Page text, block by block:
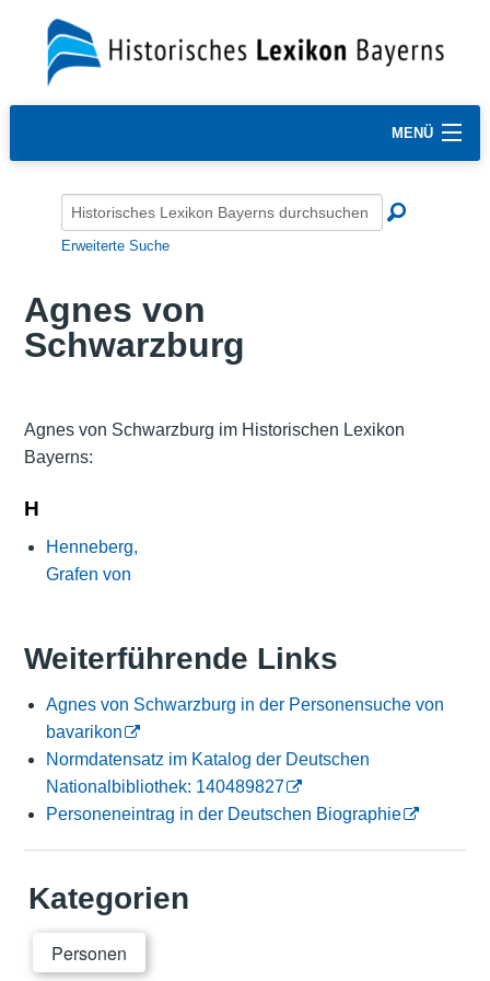
MENÜ
Erweiterte Suche
Agnes von
Schwarzburg
Agnes von Schwarzburg im Historischen Lexikon
Bayerns:
H
Henneberg,
Grafen von
Weiterführende Links
Agnes von Schwarzburg in der Personensuche von
bavarikon
Normdatensatz im Katalog der Deutschen
Nationalbibliothek: 140489827
Personeneintrag in der Deutschen Biographie
Kategorien
Personen